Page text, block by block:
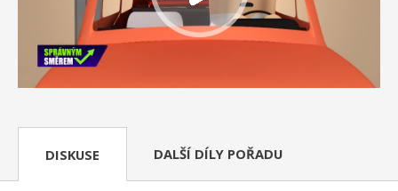
DISKUSE DALŠÍ DÍLY POŘADU